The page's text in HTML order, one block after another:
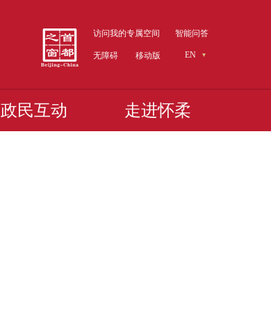
访问我的专属空间 智能问答
无障碍 移动版 EN
政民互动 走进怀柔